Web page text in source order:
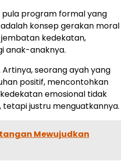
pula program formal yang
konsep gerakan moral
kedekatan,
anak-anaknya.
seorang ayah yang
positif, mencontohkan
emosional tidak
justru menguatkannya.
Mewujudkan